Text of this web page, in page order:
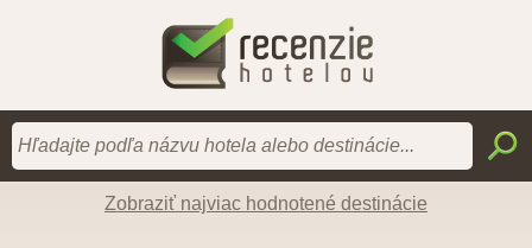
Zobraziť najviac hodnotené destinácie